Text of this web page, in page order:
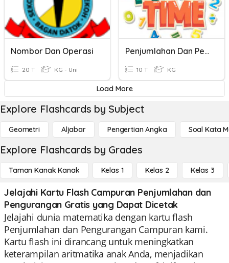
Nombor Dan Operasi
20 T KG - Uni
Penjumlahan Dan Pengurangan
10 T KG
Load More
Explore Flashcards by Subject
Geometri Aljabar Pengertian Angka Soal Kata
Explore Flashcards by Grades
Taman Kanak Kanak Kelas 1 Kelas 2 Kelas 3
Jelajahi Kartu Flash Campuran Penjumlahan dan
Pengurangan Gratis yang Dapat Dicetak
Jelajahi dunia matematika dengan kartu flash
Penjumlahan dan Pengurangan Campuran kami.
Kartu flash ini dirancang untuk meningkatkan
keterampilan aritmatika anak Anda, menjadikan